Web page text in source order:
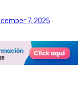
7, 2025